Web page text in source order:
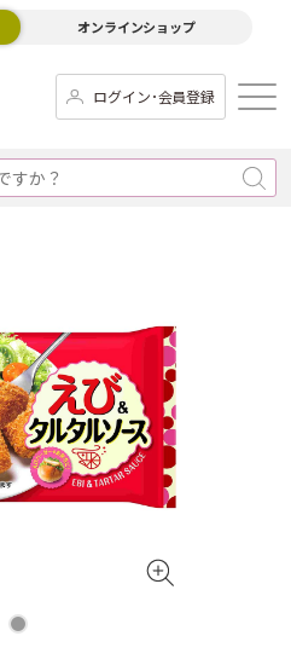
オンラインショップ
ログイン･会員登録